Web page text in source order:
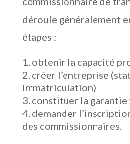
déroule généralement
étapes :
obtenir la capacité
créer l’entreprise
immatriculation)
constituer la garantie
demander
des commissionnaires.